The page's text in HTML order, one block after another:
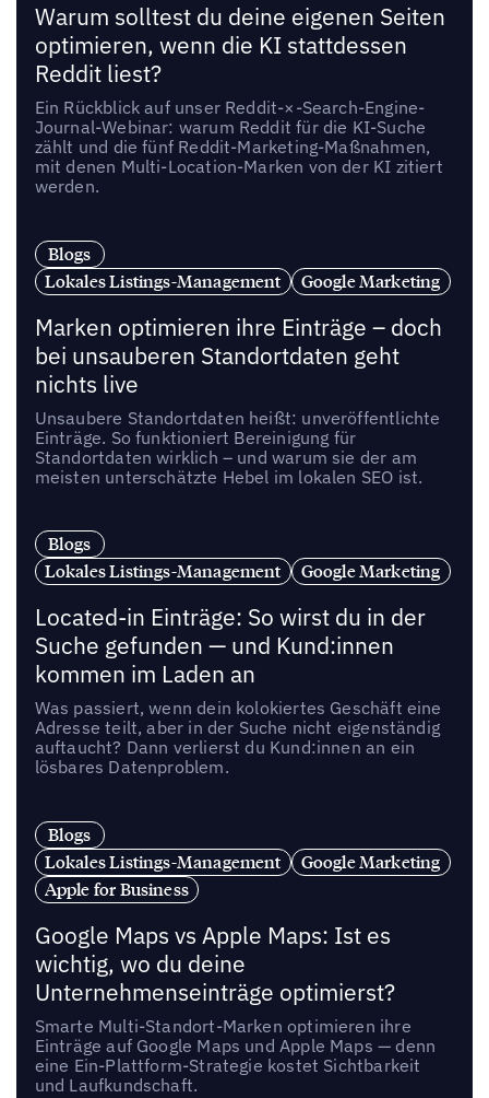
Warum solltest du deine eigenen Seiten
optimieren, wenn die KI stattdessen
Reddit liest?
Ein Rückblick auf unser Reddit-×-Search-Engine-
Journal-Webinar: warum Reddit für die KI-Suche
zählt und die fünf Reddit-Marketing-Maßnahmen,
mit denen Multi-Location-Marken von der KI zitiert
werden.
Blogs
Lokales Listings-Management
Google Marketing
Marken optimieren ihre Einträge – doch
bei unsauberen Standortdaten geht
nichts live
Unsaubere Standortdaten heißt: unveröffentlichte
Einträge. So funktioniert Bereinigung für
Standortdaten wirklich – und warum sie der am
meisten unterschätzte Hebel im lokalen SEO ist.
Blogs
Lokales Listings-Management
Google Marketing
Located-in Einträge: So wirst du in der
Suche gefunden — und Kund:innen
kommen im Laden an
Was passiert, wenn dein kolokiertes Geschäft eine
Adresse teilt, aber in der Suche nicht eigenständig
auftaucht? Dann verlierst du Kund:innen an ein
lösbares Datenproblem.
Blogs
Lokales Listings-Management
Google Marketing
Apple for Business
Google Maps vs Apple Maps: Ist es
wichtig, wo du deine
Unternehmenseinträge optimierst?
Smarte Multi-Standort-Marken optimieren ihre
Einträge auf Google Maps und Apple Maps — denn
eine Ein-Plattform-Strategie kostet Sichtbarkeit
und Laufkundschaft.